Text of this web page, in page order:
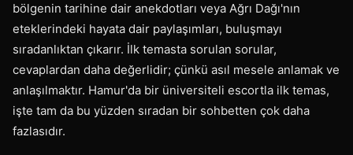
bölgenin tarihine dair anekdotları veya Ağrı Dağı'nın
eteklerindeki hayata dair paylaşımları, buluşmayı
sıradanlıktan çıkarır. İlk temasta sorulan sorular,
cevaplardan daha değerlidir; çünkü asıl mesele anlamak ve
anlaşılmaktır. Hamur'da bir üniversiteli escortla ilk temas,
işte tam da bu yüzden sıradan bir sohbetten çok daha
fazlasıdır.